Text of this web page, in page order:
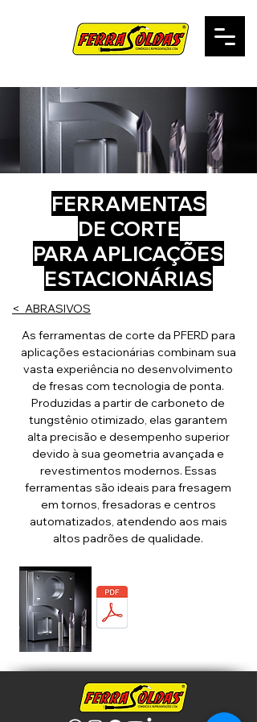
FERRAMENTAS
DE CORTE
PARA APLICAÇÕES
ESTACIONÁRIAS
< ABRASIVOS
As ferramentas de corte da PFERD para
aplicações estacionárias combinam sua
vasta experiência no desenvolvimento
de fresas com tecnologia de ponta.
Produzidas a partir de carboneto de
tungstênio otimizado, elas garantem
alta precisão e desempenho superior
devido à sua geometria avançada e
revestimentos modernos. Essas
ferramentas são ideais para fresagem
em tornos, fresadoras e centros
automatizados, atendendo aos mais
altos padrões de qualidade.